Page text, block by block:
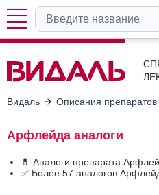
Видаль Описания препаратов
Арфлейда аналоги
💊 Аналоги препарата
✅ Более 57 аналогов